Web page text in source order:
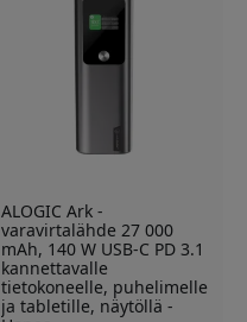
ALOGIC Ark -
varavirtalähde 27 000
mAh, 140 W USB-C PD 3.1
kannettavalle
tietokoneelle, puhelimelle
ja tabletille, näytöllä -